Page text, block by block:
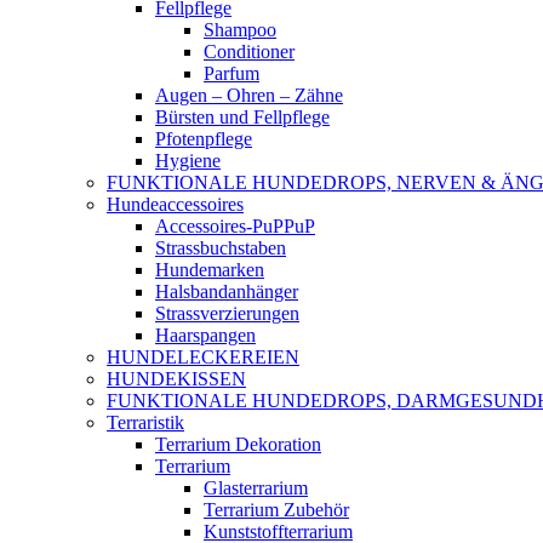
Fellpflege
Shampoo
Conditioner
Parfum
Augen – Ohren – Zähne
Bürsten und Fellpflege
Pfotenpflege
Hygiene
FUNKTIONALE HUNDEDROPS, NERVEN &
Hundeaccessoires
Accessoires-PuPPuP
Strassbuchstaben
Hundemarken
Halsbandanhänger
Strassverzierungen
Haarspangen
HUNDELECKEREIEN
HUNDEKISSEN
FUNKTIONALE HUNDEDROPS,
Terraristik
Terrarium Dekoration
Terrarium
Glasterrarium
Terrarium Zubehör
Kunststoffterrarium